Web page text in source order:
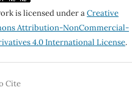
is licensed under aCreative
Attribution-NonCommercial-
4.0 International License.
Cite